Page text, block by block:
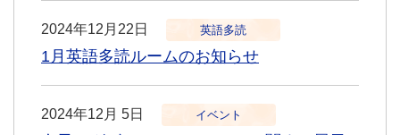
2024年12月22日 英語多読
1月英語多読ルームのお知らせ
2024年12月 5日 イベント